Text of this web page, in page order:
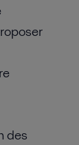
des